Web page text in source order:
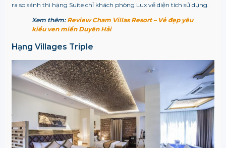
ra so sánh thì hạng Suite chỉ khách phòng Lux về diện tích sử dụng.
Xem thêm: Review Cham Villas Resort – Vẻ đẹp yêu
kiều ven miền Duyên Hải
Hạng Villages Triple